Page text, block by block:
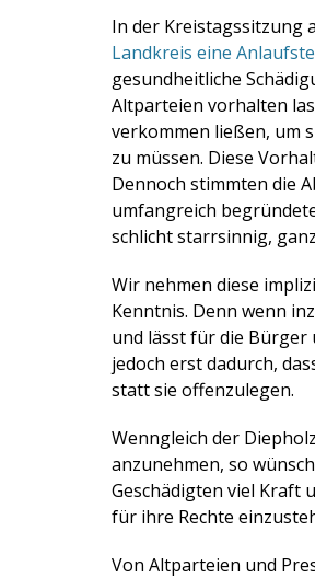
In der Kreistagssitzung
Landkreis eine
gesundheitliche
Altparteien vorhalten
verkommen ließen, um
zu müssen. Diese
Dennoch stimmten die
umfangreich
schlicht starrsinnig,
Wir nehmen diese
Kenntnis. Denn wenn
und lässt für die Bürger
jedoch erst dadurch,
statt sie offenzulegen.
Wenngleich der
anzunehmen, so
Geschädigten viel Kraft
für ihre Rechte
Von Altparteien und